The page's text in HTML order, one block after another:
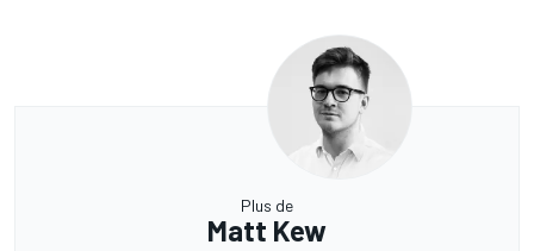
Plus de
Matt Kew